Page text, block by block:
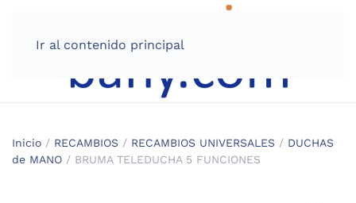
Ir al contenido principal
Inicio / RECAMBIOS / RECAMBIOS UNIVERSALES / DUCHAS
de MANO / BRUMA TELEDUCHA 5 FUNCIONES